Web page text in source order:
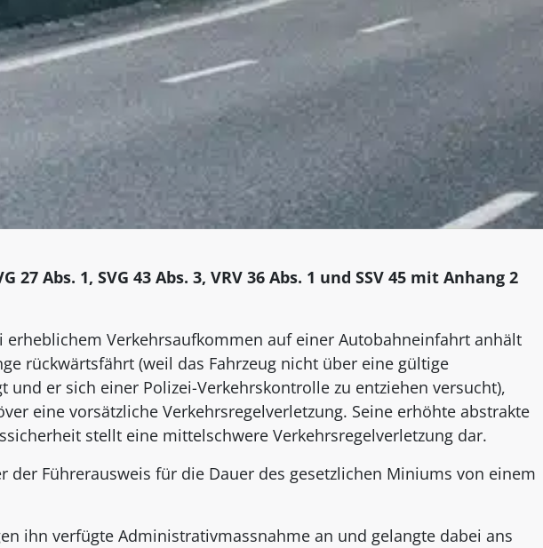
27 Abs. 1, SVG 43 Abs. 3, VRV 36 Abs. 1 und SSV 45 mit Anhang 2
erheblichem Verkehrsaufkommen auf einer Autobahneinfahrt anhält
rückwärtsfährt (weil das Fahrzeug nicht über eine gültige
und er sich einer Polizei-Verkehrskontrolle zu entziehen versucht),
eine vorsätzliche Verkehrsregelverletzung. Seine erhöhte abstrakte
stellt eine mittelschwere Verkehrsregelverletzung dar.
der Führerausweis für die Dauer des gesetzlichen Miniums von einem
ihn verfügte Administrativmassnahme an und gelangte dabei ans